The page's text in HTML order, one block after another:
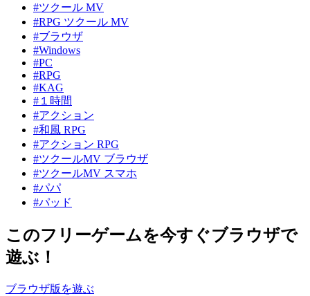
#ツクール MV
#RPG ツクール MV
#ブラウザ
#Windows
#PC
#RPG
#KAG
#１時間
#アクション
#和風 RPG
#アクション RPG
#ツクールMV ブラウザ
#ツクールMV スマホ
#パパ
#パッド
このフリーゲームを今すぐブラウザで
遊ぶ！
ブラウザ版を遊ぶ